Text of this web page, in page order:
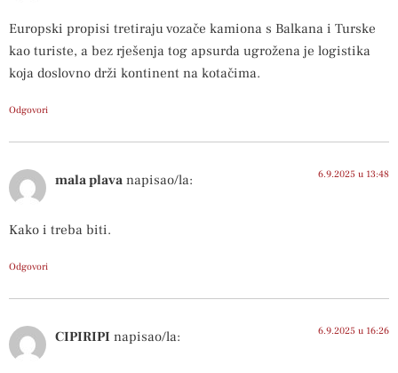
Europski propisi tretiraju vozače kamiona s Balkana i Turske
kao turiste, a bez rješenja tog apsurda ugrožena je logistika
koja doslovno drži kontinent na kotačima.
Odgovori
mala plava napisao/la: 6.9.2025 u 13:48
Kako i treba biti.
Odgovori
CIPIRIPI napisao/la: 6.9.2025 u 16:26